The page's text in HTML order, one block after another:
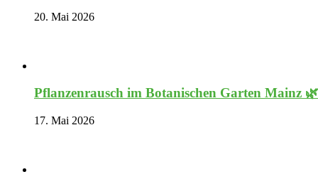
20. Mai 2026
Pflanzenrausch im Botanischen Garten Mainz 🌿
17. Mai 2026